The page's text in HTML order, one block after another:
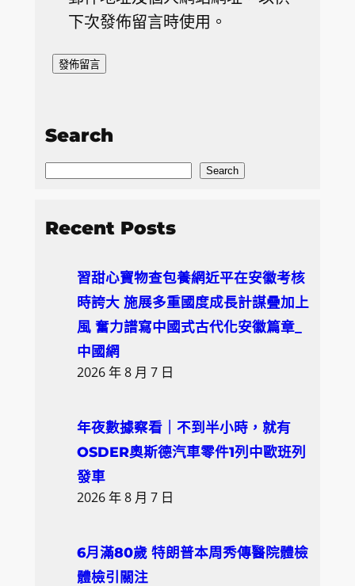
下次發佈留言時使用。
Search
S
a
Search
Recent Posts
習甜心寶物查包養網近平在安徽考核
時誇大 施展多重國度成長計謀疊加上
風 奮力譜寫中國式古代化安徽篇章_
中國網
2026 年 8 月 7 日
年夜數據察看｜不到半小時，就有
OSDER奧斯德汽車零件1列中歐班列
發車
2026 年 8 月 7 日
6月滿80歲 特朗普本周秀傳醫院體檢
體檢引關注